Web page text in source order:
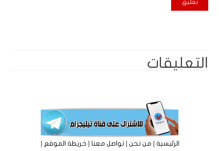
التعليقات
الرئيسية|من نحن|تواصل معنا|خريطة الموقع |